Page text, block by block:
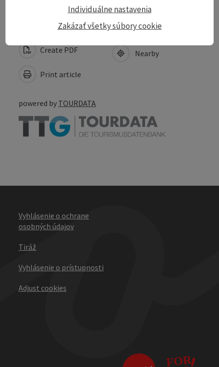
Create PDF
Print article
Nearby
powered by TOURDATA
Vyhlásenie o ochrane
osobných údajov
Tiráž
Vyhlásenie o prístupnosti
Adjust cookies
Zakázať všetky súbory cookie
Individuálne nastavenia